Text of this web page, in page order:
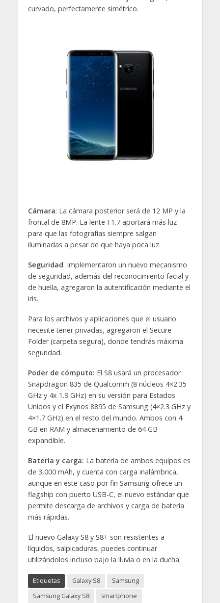
curvado, perfectamente simétrico.
Cámara: La cámara posterior será de 12 MP y la
frontal de 8MP. La lente F1.7 aportará más luz
para que las fotografías siempre salgan
iluminadas a pesar de que haya poca luz.
Seguridad: Implementaron un nuevo mecanismo
de seguridad, además del reconocimiento facial y
de huella, agregaron la autentificación mediante el
iris.
Para los archivos y aplicaciones que el usuario
necesite tener privadas, agregaron el Secure
Folder (carpeta segura), donde tendrás máxima
seguridad.
Poder de cómputo: El S8 usará un procesador
Snapdragon 835 de Qualcomm (8 núcleos 4×2.35
GHz y 4x 1.9 GHz) en su versión para Estados
Unidos y el Exynos 8895 de Samsung (4×2.3 GHz y
4×1.7 GHz) en el resto del mundo. Ambos con 4
GB en RAM y almacenamiento de 64 GB
expandible.
Batería y carga: La batería de ambos equipos es
de 3,000 mAh, y cuenta con carga inalámbrica,
aunque en este caso por fin Samsung ofrece un
flagship con puerto USB-C, el nuevo estándar que
permite descarga de archivos y carga de batería
más rápidas.
El nuevo Galaxy S8 y S8+ son resistentes a
líquidos, salpicaduras, puedes continuar
utilizándolos incluso bajo la lluvia o en la ducha.
Etiquetas Galaxy S8
Samsung
Samsung Galaxy S8
smartphone